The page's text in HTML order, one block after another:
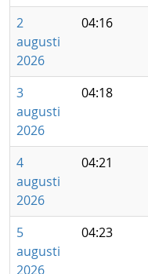
2
augusti
2026
04:16
3
augusti
2026
04:18
4
augusti
2026
04:21
5
augusti
2026
04:23